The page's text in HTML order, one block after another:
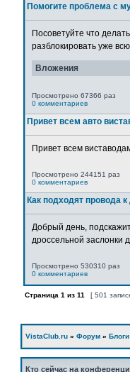
Помогите проблема с
Посоветуйте что
разблокировать уже
Вложения
Просмотрено 67366 раз
0 комментариев
Привет всем авто
Привет всем
Просмотрено 244151 раз
0 комментариев
Как подходят провода
Добрый день,
дроссельной заслонки
Просмотрено 530310 раз
0 комментариев
Страница 1 из 11 [ 501
VistaClub.ru » Форум » Блоги
Кто сейчас на